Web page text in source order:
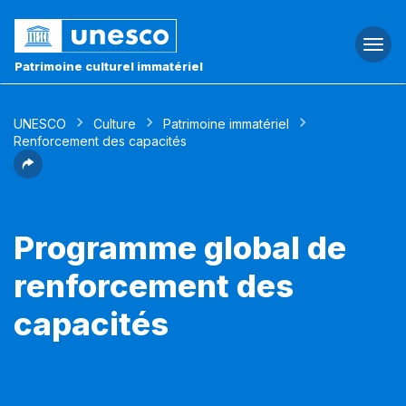
Patrimoine culturel immatériel
UNESCO Culture
Patrimoine immatériel
Renforcement des capacités
Programme global de
renforcement des
capacités